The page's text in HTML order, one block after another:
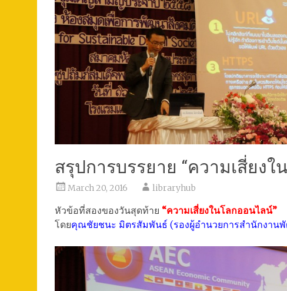
สรุปการบรรยาย “ความเสี่ยงใ
March 20, 2016 libraryhub
หัวข้อที่สองของวันสุดท้าย “ความเสี่ยงในโลกออนไลน์”
โดยคุณชัยชนะ มิตรสัมพันธ์ (รองผู้อำนวยการสำนักงาน